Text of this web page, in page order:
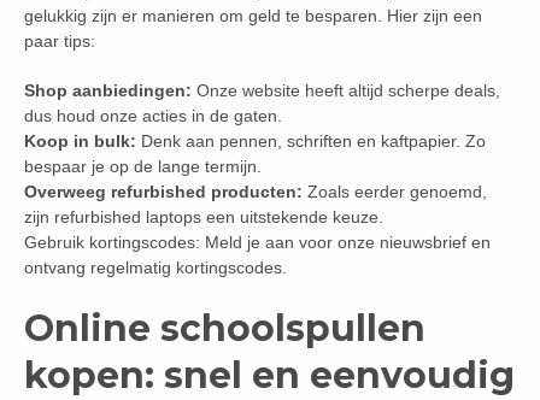
gelukkig zijn er manieren om geld te besparen. Hier zijn een
paar tips:
Shop aanbiedingen: Onze website heeft altijd scherpe deals,
dus houd onze acties in de gaten.
Koop in bulk: Denk aan pennen, schriften en kaftpapier. Zo
bespaar je op de lange termijn.
Overweeg refurbished producten: Zoals eerder genoemd,
zijn refurbished laptops een uitstekende keuze.
Gebruik kortingscodes: Meld je aan voor onze nieuwsbrief en
ontvang regelmatig kortingscodes.
Online schoolspullen
kopen: snel en eenvoudig